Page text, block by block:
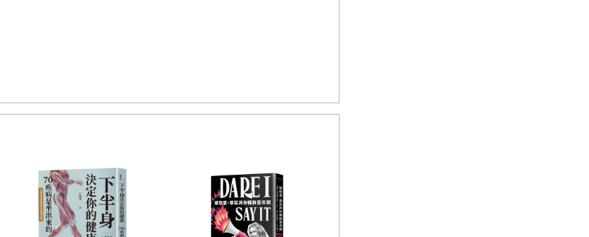
至可能左右你的考績表現及升遷機會。
士」，首先應該要作的就是好好檢視自己所攝取的
的「營養素拼片」。也相信本書不僅能增進在飲食上
謬誤。期待你在找到自己真正需要的營養素拼片是什麼
我拼圖」。只要這些拼片彼此緊密拼合在一起，讓身心
部漫畫嗎？這是一個以大海賊時代為背景，描述包括
個大祕寶＝One piece」而發生的航海冒險故事。
祕寶＝One piece」其實就沈睡在自己的身體之中。也